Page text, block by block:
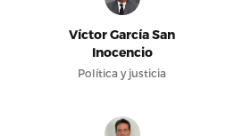
Víctor García San
Inocencio
Política y justicia